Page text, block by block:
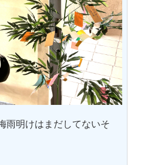
雨明けはまだしてないそ